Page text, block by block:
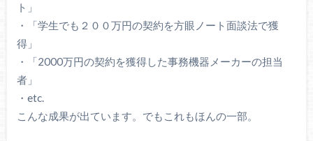
ト」
・「学生でも２００万円の契約を方眼ノート面談法で獲
得」
・「2000万円の契約を獲得した事務機器メーカーの担当
者」
・etc.
こんな成果が出ています。でもこれもほんの一部。